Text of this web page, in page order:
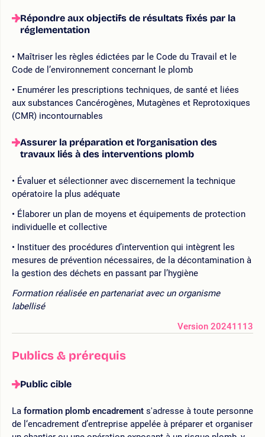
Répondre aux objectifs de résultats fixés par la
réglementation
Maîtriser les règles édictées par le Code du Travail et le
Code de l’environnement concernant le plomb
Enumérer les prescriptions techniques, de santé et liées
aux substances Cancérogènes, Mutagènes et Reprotoxiques
(CMR) incontournables
Assurer la préparation et l’organisation des
travaux liés à des interventions plomb
Évaluer et sélectionner avec discernement la technique
opératoire la plus adéquate
Élaborer un plan de moyens et équipements de protection
individuelle et collective
Instituer des procédures d’intervention qui intègrent les
mesures de prévention nécessaires, de la décontamination à
la gestion des déchets en passant par l’hygiène
Formation réalisée en partenariat avec un organisme
labellisé
Version 20241113
Publics & prérequis
Public cible
La formation plomb encadrement s'adresse à toute personne
de l‘encadrement d’entreprise appelée à préparer et organiser